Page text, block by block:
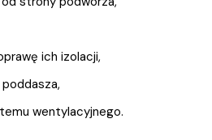
ich izolacji,
wentylacyjnego.